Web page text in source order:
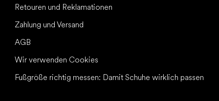
Retouren und Reklamationen
Zahlung und Versand
AGB
Wir verwenden Cookies
Fußgröße richtig messen: Damit Schuhe wirklich passen